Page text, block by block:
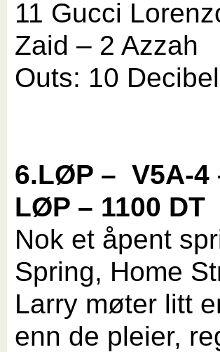
11 Gucci
Zaid – 2 Azzah
Outs: 10 Decibel
6.LØP – V5A-4
LØP – 1100 DT
Nok et åpent
Spring, Home
Larry møter litt
enn de pleier,